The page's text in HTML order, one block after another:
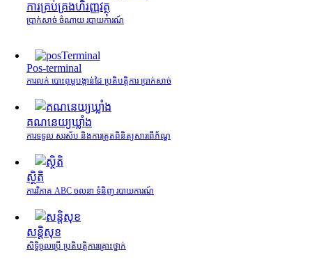
ការគ្រប់គ្រង​ហិរញ្ញវត្ថុ
ប្រាក់សាច់ ចំណាយ របាយការណ៍
Pos-terminal
ការលក់ បោះពុម្ពបង្កាន់ដៃ ប្រតិបត្តិការ ប្រាក់សាច់
គណនេយ្យឃ្លាំង
ការទទួល សរស័ប និងការត្រួតពិនិត្យសារពើភ័ណ្ឌ
ស្ថិតិ
ការវិភាគ ABC ចលនា ទំនិញ របាយការណ៍
សន្តិសុខ
សិទ្ធិចូលប្រើ ប្រតិបត្តិការគ្រោះថ្នាក់